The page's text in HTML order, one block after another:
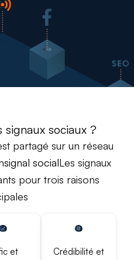
sociaux ?
partagé sur un réseau
signal socialLes signaux
pour trois raisons
et
Crédibilité et